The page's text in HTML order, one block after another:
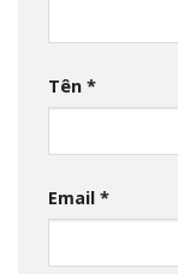
Tên *
Email *